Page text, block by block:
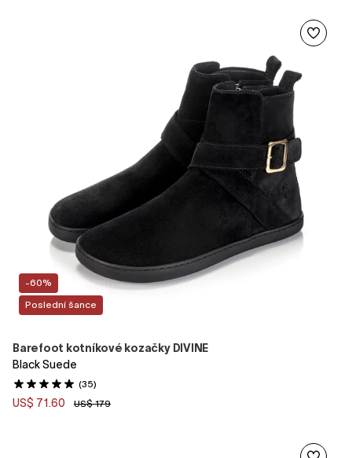
-60%
Poslední šance
Barefoot kotníkové kozačky DIVINE
Black Suede
(35)
US$ 71.60 US$ 179